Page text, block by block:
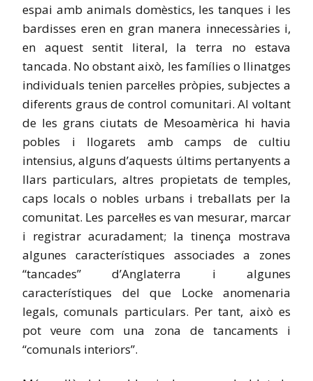
espai amb animals domèstics, les tanques i les
bardisses eren en gran manera innecessàries i,
en aquest sentit literal, la terra no estava
tancada. No obstant això, les famílies o llinatges
individuals tenien parcel·les pròpies, subjectes a
diferents graus de control comunitari. Al voltant
de les grans ciutats de Mesoamèrica hi havia
pobles i llogarets amb camps de cultiu
intensius, alguns d’aquests últims pertanyents a
llars particulars, altres propietats de temples,
caps locals o nobles urbans i treballats per la
comunitat. Les parcel·les es van mesurar, marcar
i registrar acuradament; la tinença mostrava
algunes característiques associades a zones
“tancades” d’Anglaterra i algunes
característiques del que Locke anomenaria
legals, comunals particulars. Per tant, això es
pot veure com una zona de tancaments i
“comunals interiors”.